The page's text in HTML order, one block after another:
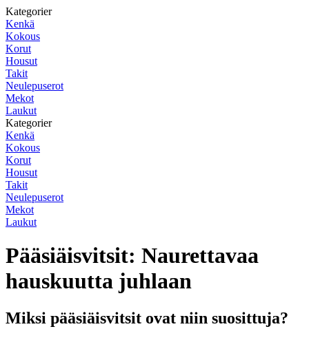
Kategorier
Kenkä
Kokous
Korut
Housut
Takit
Neulepuserot
Mekot
Laukut
Kategorier
Kenkä
Kokous
Korut
Housut
Takit
Neulepuserot
Mekot
Laukut
Pääsiäisvitsit: Naurettavaa
hauskuutta juhlaan
Miksi pääsiäisvitsit ovat niin suosittuja?